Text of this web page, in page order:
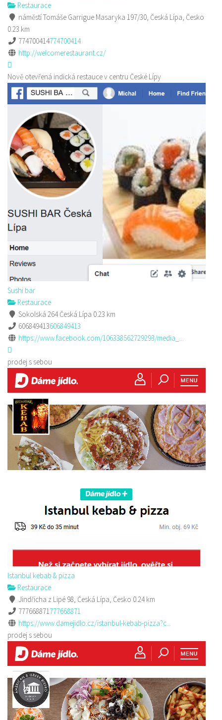
Restaurace
náměstí Tomáše Garrigue Masaryka 197/30, Česká Lípa, Česko
0.23 km
774700414774700414
http://welcomerestaurant.cz/
Nově otevřená indická restauce v centru České Lípy
Sushi bar
Restaurace
Sokolská 264 Česká Lípa 0.23 km
606849413606849413
https://www.facebook.com/106338562729293/media_...
prodej s sebou
Istanbul kebab & pizza
Restaurace
Jindřicha z Lipé 98, Česká Lípa, Česko 0.24 km
777668871777668871
https://www.damejidlo.cz/istanbul-kebab-pizza?c...
prodej s sebou